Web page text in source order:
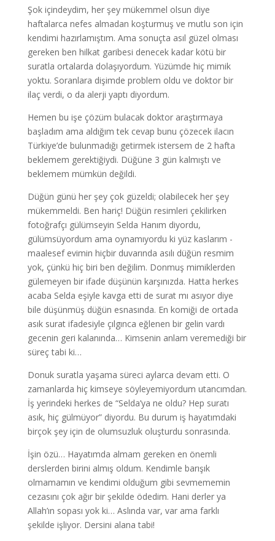
Şok içindeydim, her şey mükemmel olsun diye
haftalarca nefes almadan koşturmuş ve mutlu son için
kendimi hazırlamıştım. Ama sonuçta asıl güzel olması
gereken ben hilkat garibesi denecek kadar kötü bir
suratla ortalarda dolaşıyordum. Yüzümde hiç mimik
yoktu. Soranlara dişimde problem oldu ve doktor bir
ilaç verdi, o da alerji yaptı diyordum.
Hemen bu işe çözüm bulacak doktor araştırmaya
başladım ama aldığım tek cevap bunu çözecek ilacın
Türkiye’de bulunmadığı getirmek istersem de 2 hafta
beklemem gerektiğiydi. Düğüne 3 gün kalmıştı ve
beklemem mümkün değildi.
Düğün günü her şey çok güzeldi; olabilecek her şey
mükemmeldi. Ben hariç! Düğün resimleri çekilirken
fotoğrafçı gülümseyin Selda Hanım diyordu,
gülümsüyordum ama oynamıyordu ki yüz kaslarım -
maalesef evimin hiçbir duvarında asılı düğün resmim
yok, çünkü hiç biri ben değilim. Donmuş mimiklerden
gülemeyen bir ifade düşünün karşınızda. Hatta herkes
acaba Selda eşiyle kavga etti de surat mı asıyor diye
bile düşünmüş düğün esnasında. En komiği de ortada
asık surat ifadesiyle çılgınca eğlenen bir gelin vardı
gecenin geri kalanında… Kimsenin anlam veremediği bir
süreç tabi ki…
Donuk suratla yaşama süreci aylarca devam etti. O
zamanlarda hiç kimseye söyleyemiyordum utancımdan.
İş yerindeki herkes de “Selda’ya ne oldu? Hep suratı
asık, hiç gülmüyor” diyordu. Bu durum iş hayatımdaki
birçok şey için de olumsuzluk oluşturdu sonrasında.
İşin özü… Hayatımda almam gereken en önemli
derslerden birini almış oldum. Kendimle barışık
olmamamın ve kendimi olduğum gibi sevmememin
cezasını çok ağır bir şekilde ödedim. Hani derler ya
Allah’ın sopası yok ki… Aslında var, var ama farklı
şekilde işliyor. Dersini alana tabi!